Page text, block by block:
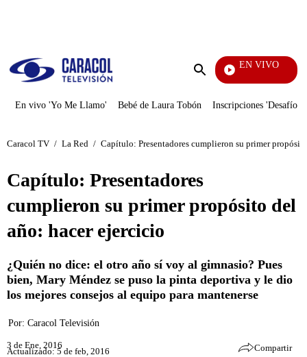
Enviar
EN VIVO
Mi Pecado
En vivo 'Yo Me Llamo' Bebé de Laura Tobón Inscripciones 'Desafío'
Caracol TV / La Red / Capítulo: Presentadores cumplieron su primer
Capítulo: Presentadores
cumplieron su primer propósito del
año: hacer ejercicio
¿Quién no dice: el otro año sí voy al gimnasio? Pues
bien, Mary Méndez se puso la pinta deportiva y le dio
los mejores consejos al equipo para mantenerse
Por: Caracol Televisión
3 de Ene, 2016
Actualizado: 5 de feb, 2016 Compartir